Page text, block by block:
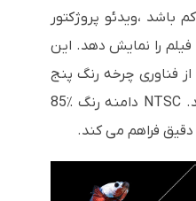
باشد ،ویدئو پروژکتور
را نمایش دهد. این
از فناوری چرخه رنگ پنج
NTSC دامنه رنگ 85٪
فراهم می کند.